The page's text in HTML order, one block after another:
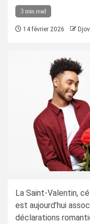
3 min read
14 février 2026
La Saint-Valentin,
est aujourd’hui
déclarations